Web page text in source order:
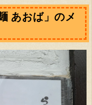
あおば」のメ